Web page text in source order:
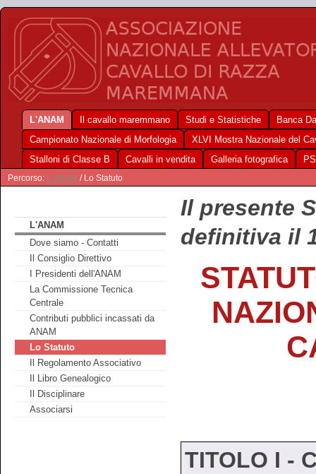
L'ANAM Il cavallo maremmano Studi e Statistiche
Banca
Campionato Nazionale di Morfologia
XLVI Mostra Nazionale del
Stalloni di Classe B
Cavalli in vendita Galleria fotografica
Percorso: L'ANAM / Lo Statuto
L'ANAM
Dove siamo - Contatti
Il Consiglio Direttivo
I Presidenti dell'ANAM
La Commissione Tecnica
Centrale
Contributi pubblici incassati da
ANAM
Lo Statuto
Il Regolamento Associativo
Il Libro Genealogico
Il Disciplinare
Associarsi
Il presente
definitiva il
TITOLO I -